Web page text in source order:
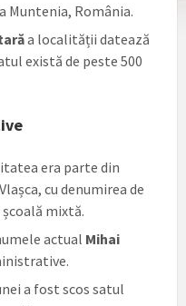
Muntenia, România.
a localității datează
există de peste 500
era parte din
cu denumirea de
școală mixtă.
actual Mihai
a fost scos satul